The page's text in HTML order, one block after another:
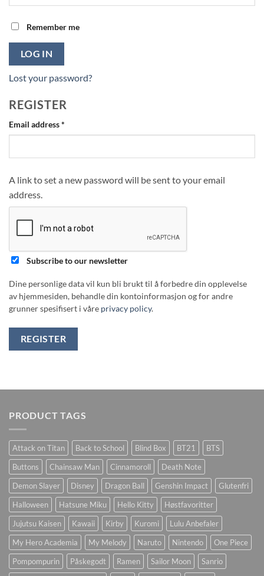
Remember me
LOG IN
Lost your password?
REGISTER
Email address*
A link to set a new password will be sent to your email
address.
Subscribe to our newsletter
Dine personlige data vil kun bli brukt til å forbedre din opplevelse
av hjemmesiden, behandle din kontoinformasjon og for andre
grunner spesifisert i våre privacy policy.
REGISTER
PRODUCT TAGS
Attack on Titan Back to School Blind Box BT21
BTS
Buttons
Chainsaw Man Cinnamoroll
Death Note
Demon Slayer
Disney Dragon Ball Genshin Impact
Glutenfri
Halloween
Hatsune Miku Hello Kitty
Høstfavoritter
Jujutsu Kaisen
Kawaii Kirby Kuromi
Lulu Anbefaler
My Hero Academia
My Melody Naruto Nintendo
One Piece
Pompompurin
Påskegodt Ramen Sailor Moon
Sanrio